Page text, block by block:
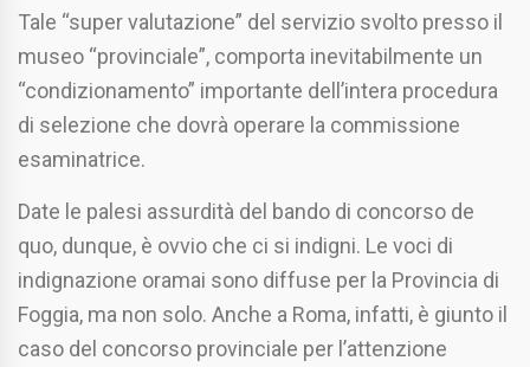
Tale “super valutazione” del servizio svolto presso il
museo “provinciale”, comporta inevitabilmente un
“condizionamento” importante dell’intera procedura
di selezione che dovrà operare la commissione
esaminatrice.
Date le palesi assurdità del bando di concorso de
quo, dunque, è ovvio che ci si indigni. Le voci di
indignazione oramai sono diffuse per la Provincia di
Foggia, ma non solo. Anche a Roma, infatti, è giunto il
caso del concorso provinciale per l’attenzione